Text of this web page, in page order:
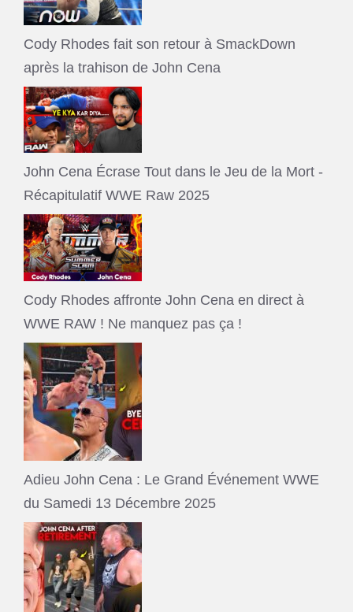
Cody Rhodes fait son retour à SmackDown
après la trahison de John Cena
John Cena Écrase Tout dans le Jeu de la Mort -
Récapitulatif WWE Raw 2025
Cody Rhodes affronte John Cena en direct à
WWE RAW ! Ne manquez pas ça !
Adieu John Cena : Le Grand Événement WWE
du Samedi 13 Décembre 2025